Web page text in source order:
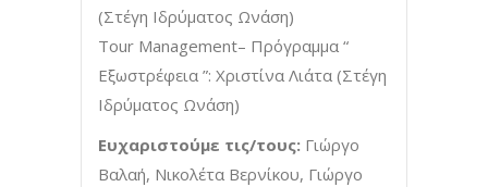
(Στέγη Ιδρύματος Ωνάση)
Tour Management– Πρόγραμμα “
Εξωστρέφεια ”: Χριστίνα Λιάτα (Στέγη
Ιδρύματος Ωνάση)
Ευχαριστούμε τις/τους: Γιώργο
Βαλαή, Νικολέτα Βερνίκου, Γιώργο